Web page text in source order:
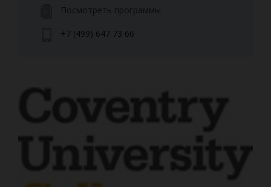
Посмотреть программы
+7 (499) 647 73 66